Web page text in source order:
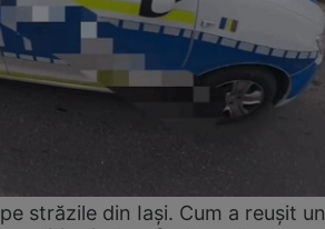
străzile din Iași. Cum a reușit un